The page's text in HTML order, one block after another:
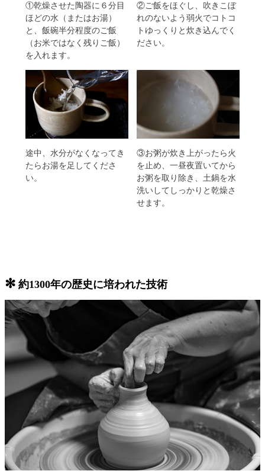
①乾燥させた陶器に６分目
ほどの水（またはお湯）
と、飯碗半分程度のご飯
（お米ではなく残りご飯）
を入れます。
②ご飯をほぐし、吹きこぼ
れのないよう弱火でコトコ
トゆっくりと炊き込んでく
ださい。
途中、水分がなくなってき
たらお湯を足してくださ
い。
③お粥が炊き上がったら火
を止め、一昼夜置いてから
お粥を取り除き、土鍋を水
洗いしてしっかりと乾燥さ
せます。
✻ 約1300年の歴史に培われた技術